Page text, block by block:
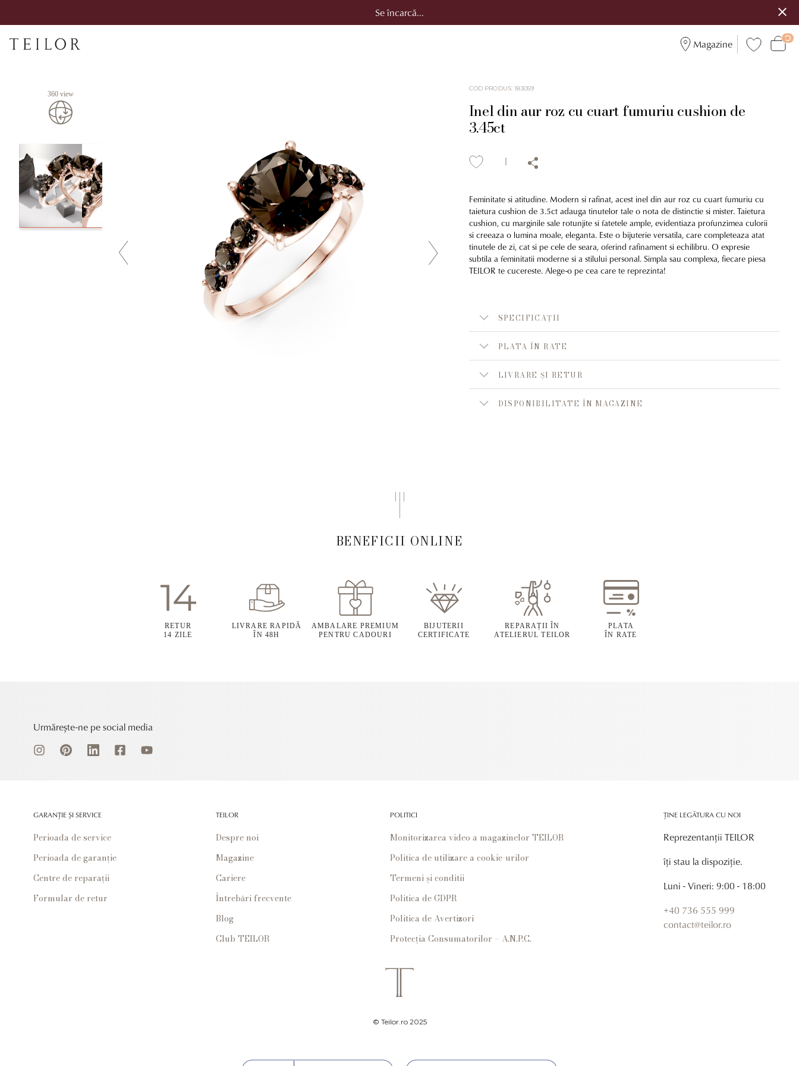
Se încarcă...
Magazine
360 view
COD PRODUS:183059
Inel din aur roz cu cuart fumuriu cushion de
3.45ct
Feminitate si atitudine. Modern si rafinat, acest inel din aur roz cu cuart fumuriu cu
taietura cushion de 3.5ct adauga tinutelor tale o nota de distinctie si mister. Taietura
cushion, cu marginile sale rotunjite si fatetele ample, evidentiaza profunzimea culorii
si creeaza o lumina moale, eleganta. Este o bijuterie versatila, care completeaza atat
tinutele de zi, cat si pe cele de seara, oferind rafinament si echilibru. O expresie
subtila a feminitatii moderne si a stilului personal. Simpla sau complexa, fiecare piesa
TEILOR te cucereste. Alege-o pe cea care te reprezinta!
SPECIFICAȚII
PLATA ÎN RATE
LIVRARE ȘI RETUR
DISPONIBILITATE ÎN MAGAZINE
BENEFICII ONLINE
RETUR
14 ZILE
LIVRARE RAPIDĂ
ÎN 48H
AMBALARE PREMIUM
PENTRU CADOURI
BIJUTERII
CERTIFICATE
REPARAȚII ÎN
ATELIERUL TEILOR
PLATA
ÎN RATE
Urmărește-ne pe social media
GARANȚIE ȘI SERVICE
Perioada de service
Perioada de garanție
Centre de reparații
Formular de retur
TEILOR
Despre noi
Magazine
Cariere
Întrebări frecvente
Blog
Club TEILOR
POLITICI
Monitorizarea video a magazinelor TEILOR
Politica de utilizare a cookie-urilor
Termeni și conditii
Politica de GDPR
Politica de Avertizori
Protecția Consumatorilor – A.N.P.C.
ȚINE LEGĂTURA CU NOI
Reprezentanții TEILOR
îți stau la dispoziție.
Luni - Vineri: 9:00 - 18:00
+40 736 555 999
contact@teilor.ro
© Teilor.ro 2025